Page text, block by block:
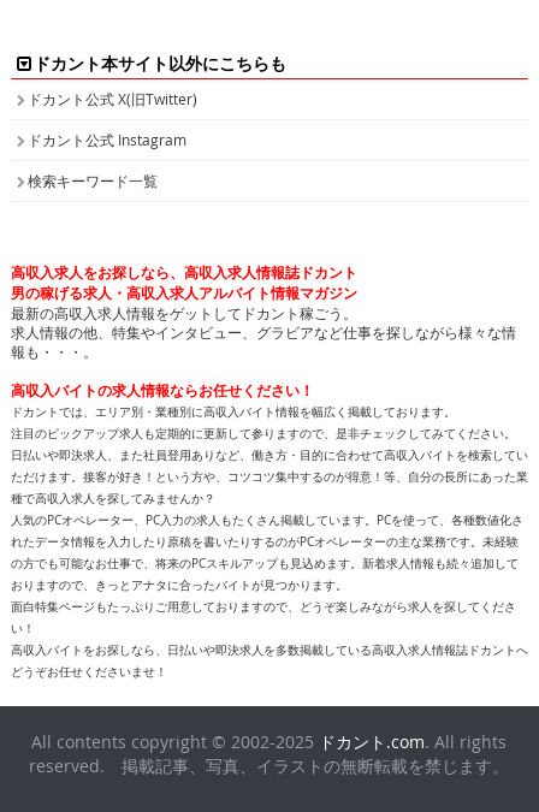
ドカント本サイト以外にこちらも
ドカント公式 X(旧Twitter)
ドカント公式 Instagram
検索キーワード一覧
高収入求人をお探しなら、高収入求人情報誌ドカント
男の稼げる求人・高収入求人アルバイト情報マガジン
最新の高収入求人情報をゲットしてドカント稼ごう。
求人情報の他、特集やインタビュー、グラビアなど仕事を探しながら様々な情
報も・・・。
高収入バイトの求人情報ならお任せください！
ドカントでは、エリア別・業種別に高収入バイト情報を幅広く掲載しております。
注目のピックアップ求人も定期的に更新して参りますので、是非チェックしてみてください。
日払いや即決求人、また社員登用ありなど、働き方・目的に合わせて高収入バイトを検索してい
ただけます。接客が好き！という方や、コツコツ集中するのが得意！等、自分の長所にあった業
種で高収入求人を探してみませんか？
人気のPCオペレーター、PC入力の求人もたくさん掲載しています。PCを使って、各種数値化さ
れたデータ情報を入力したり原稿を書いたりするのがPCオペレーターの主な業務です。未経験
の方でも可能なお仕事で、将来のPCスキルアップも見込めます。新着求人情報も続々追加して
おりますので、きっとアナタに合ったバイトが見つかります。
面白特集ページもたっぷりご用意しておりますので、どうぞ楽しみながら求人を探してくださ
い！
高収入バイトをお探しなら、日払いや即決求人を多数掲載している高収入求人情報誌ドカントへ
どうぞお任せくださいませ！
All contents copyright © 2002-2025 ドカント.com. All rights
reserved. 掲載記事、写真、イラストの無断転載を禁じます。